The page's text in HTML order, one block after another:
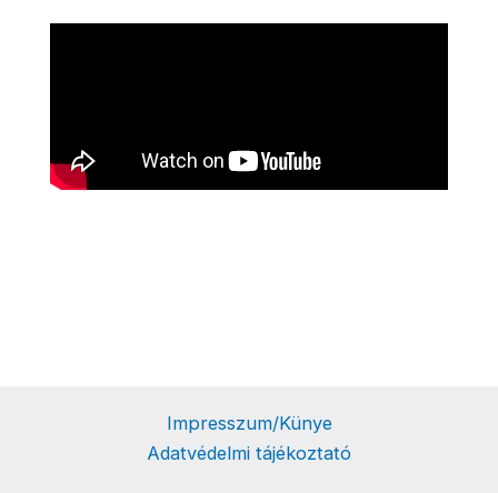
Impresszum/Künye
Adatvédelmi tájékoztató